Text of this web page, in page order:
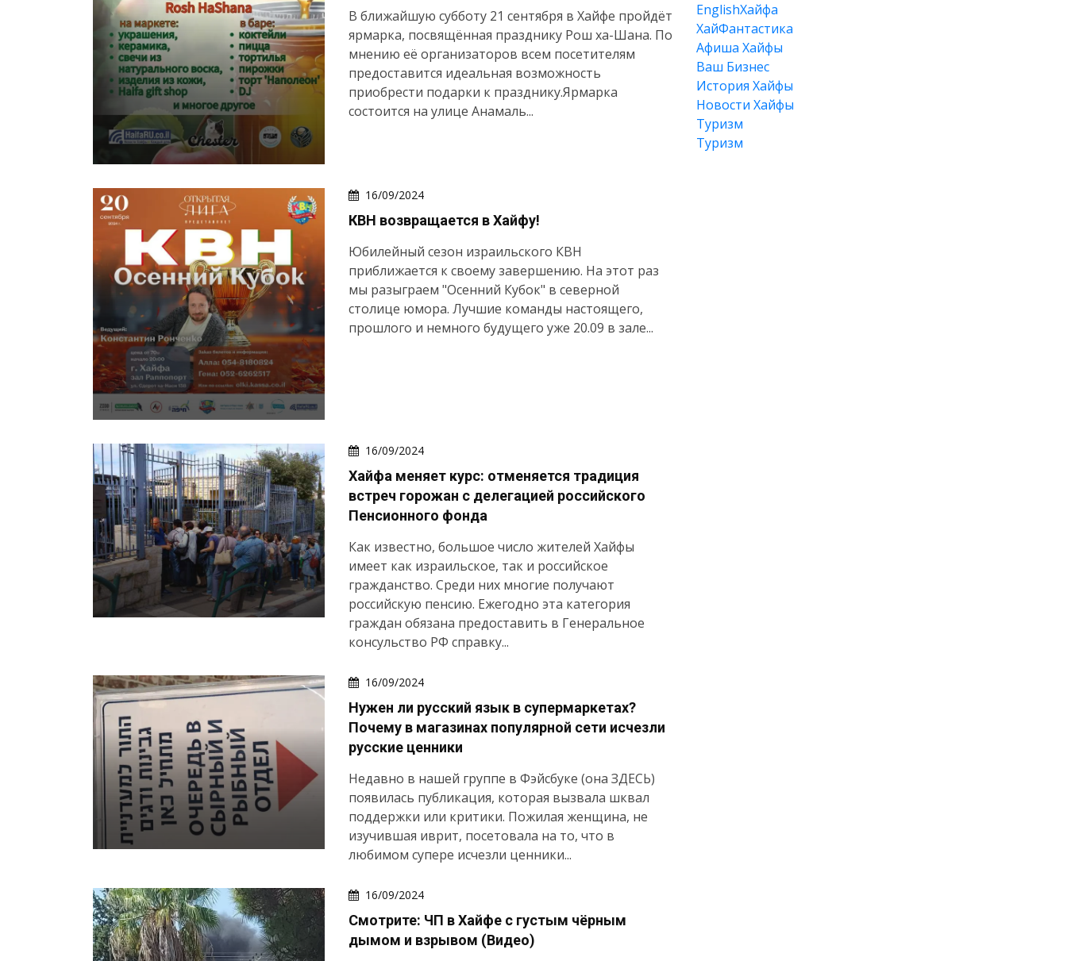
В ближайшую субботу 21 сентября в Хайфе пройдёт
ярмарка, посвящённая празднику Рош ха-Шана. По
мнению её организаторов всем посетителям
предоставится идеальная возможность
приобрести подарки к празднику.Ярмарка
состоится на улице Анамаль...
16/09/2024
КВН возвращается в Хайфу!
Юбилейный сезон израильского КВН
приближается к своему завершению. На этот раз
мы разыграем "Осенний Кубок" в северной
столице юмора. Лучшие команды настоящего,
прошлого и немного будущего уже 20.09 в зале...
16/09/2024
Хайфа меняет курс: отменяется традиция
встреч горожан с делегацией российского
Пенсионного фонда
Как известно, большое число жителей Хайфы
имеет как израильское, так и российское
гражданство. Среди них многие получают
российскую пенсию. Ежегодно эта категория
граждан обязана предоставить в Генеральное
консульство РФ справку...
16/09/2024
Нужен ли русский язык в супермаркетах?
Почему в магазинах популярной сети исчезли
русские ценники
Недавно в нашей группе в Фэйсбуке (она ЗДЕСЬ)
появилась публикация, которая вызвала шквал
поддержки или критики. Пожилая женщина, не
изучившая иврит, посетовала на то, что в
любимом супере исчезли ценники...
16/09/2024
Смотрите: ЧП в Хайфе с густым чёрным
дымом и взрывом (Видео)
EnglishХайфа
XайФантастика
Афиша Хайфы
Ваш Бизнес
История Хайфы
Новости Хайфы
Туризм
Туризм